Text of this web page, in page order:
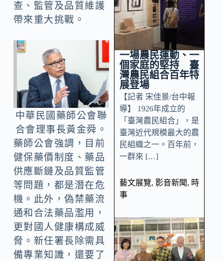
查、監管及品質維護
帶來重大挑戰。
中華民國藥師公會聯
合會理事長黃金舜。
藥師公會強調，目前
健保藥價制度、藥品
供應斷鏈及品質監管
等問題，都是潛在危
機。此外，偽禁藥流
通和合法藥品濫用，
更對國人健康構成威
脅。新任署長除需具
備專業知識，還要了
一場農民運動、一
個家庭的堅持 臺
灣農民組合百年特
展登場
【記者 宋佳景/台中報
導】 1926年成立的
「臺灣農民組合」，是
臺灣近代規模最大的農
民組織之一。百年前，
一群來 […]
藝文展覽, 影音新聞, 時
事